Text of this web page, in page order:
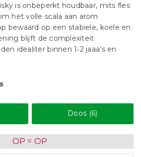
is onbeperkt houdbaar, mits fles
het volle scala aan arom
bewaard op een stabiele, koele en
blijft de complexiteit
idealiter binnen 1‑2 jaaa’s en
Doos (6)
OP = OP